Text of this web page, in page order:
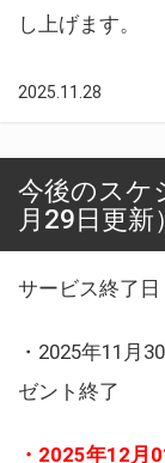
し上げます。
2025.11.28
今後のスケ
月29日更新）
サービス終了日
・2025年11月
ゼント終了
・2025年12